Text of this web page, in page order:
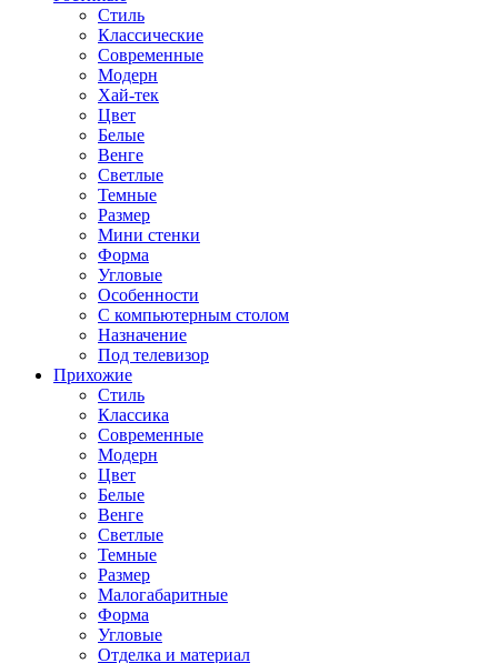
Стиль
Классические
Современные
Модерн
Хай-тек
Цвет
Белые
Венге
Светлые
Темные
Размер
Мини стенки
Форма
Угловые
Особенности
С компьютерным столом
Назначение
Под телевизор
Прихожие
Стиль
Классика
Современные
Модерн
Цвет
Белые
Венге
Светлые
Темные
Размер
Малогабаритные
Форма
Угловые
Отделка и материал